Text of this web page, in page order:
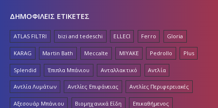
ΔΗΜΟΦΙΛΕΙΣ ΕΤΙΚΕΤΕΣ
ATLAS FILTRI bizi and tedeschi ELLECI Ferro Gloria
KARAG Martin Bath Meccalte MIYAKE Pedrollo Plus
Splendid Έπιπλα Μπάνιου Ανταλλακτικό Αντλία
Αντλία Λυμάτων Αντλίες Επιφάνειας Αντλίες Περιφερειακές
Αξεσουάρ Μπάνιου Βιομηχανικά Είδη Επικαθήμενος